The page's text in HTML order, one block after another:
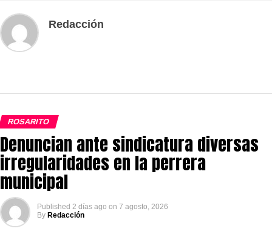
Redacción
ROSARITO
Denuncian ante sindicatura diversas
irregularidades en la perrera
municipal
Published 2 días ago on 7 agosto, 2026
By Redacción